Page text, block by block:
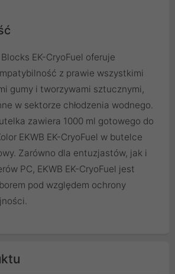
EK-CryoFuel oferuje
z prawie wszystkimi
gumy i tworzywami sztucznymi,
w sektorze chłodzenia wodnego.
zawiera 1000 ml gotowego do
EKWB EK-CryoFuel w butelce
Zarówno dla entuzjastów, jak i
PC, EKWB EK-CryoFuel jest
pod względem ochrony